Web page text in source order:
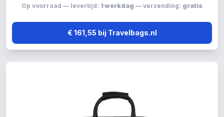
Op voorraad — levertijd: 1 werkdag — verzending: gratis
€ 161,55 bij Travelbags.nl